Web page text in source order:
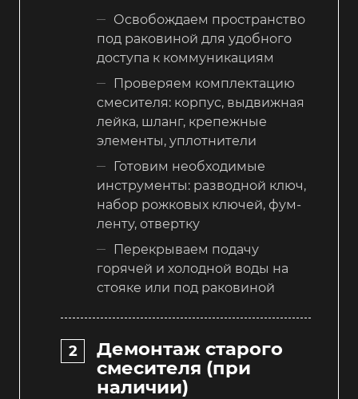
Освобождаем пространство
под раковиной для удобного
доступа к коммуникациям
Проверяем комплектацию
смесителя: корпус, выдвижная
лейка, шланг, крепежные
элементы, уплотнители
Готовим необходимые
инструменты: разводной ключ,
набор рожковых ключей, фум-
ленту, отвертку
Перекрываем подачу
горячей и холодной воды на
стояке или под раковиной
Демонтаж старого
смесителя (при
наличии)